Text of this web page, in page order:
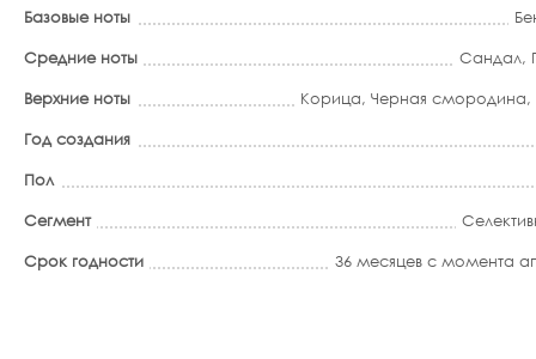
Базовые ноты
Средние ноты
Сандал,
Верхние ноты
Корица, Черная смородина,
Год создания
Пол
Сегмент
Срок годности
36 месяцев с момента